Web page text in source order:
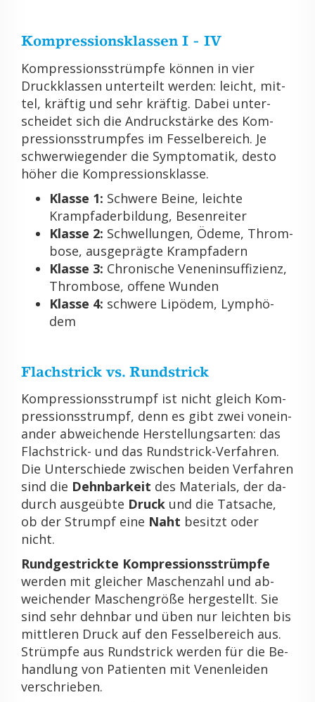
Kom­pres­si­ons­klas­sen I - IV
Kom­pres­si­ons­strümp­fe kön­nen in vier
Druck­klas­sen un­ter­teilt wer­den: leicht, mit­
tel, kräf­tig und sehr kräf­tig. Dabei un­ter­
schei­det sich die An­druck­stär­ke des Kom­
pres­si­ons­strump­fes im Fes­sel­be­reich. Je
schwer­wie­gen­der die Sym­pto­ma­tik, desto
höher die Kom­pres­si­ons­klas­se.
Klas­se 1: Schwe­re Beine, leich­te
Krampf­ader­bil­dung, Be­sen­rei­ter
Klas­se 2: Schwel­lun­gen, Ödeme, Throm­
bo­se, aus­ge­präg­te Krampf­adern
Klas­se 3: Chro­ni­sche Ve­nen­in­suf­fi­zi­enz,
Throm­bo­se, of­fe­ne Wun­den
Klas­se 4: schwe­re Lipö­dem, Lymp­hö­
dem
Flach­strick vs. Rund­strick
Kom­pres­si­ons­strumpf ist nicht gleich Kom­
pres­si­ons­strumpf, denn es gibt zwei von­ein­
an­der ab­wei­chen­de Her­stel­lungs­ar­ten: das
Flach­strick- und das Rund­strick-Ver­fah­ren.
Die Un­ter­schie­de zwi­schen bei­den Ver­fah­ren
sind die Dehn­bar­keit des Ma­te­ri­als, der da­
durch aus­ge­üb­te Druck und die Tat­sa­che,
ob der Strumpf eine Naht be­sitzt oder
nicht.
Rund­ge­strick­te Kom­pres­si­ons­strümp­fe
wer­den mit glei­cher Ma­schen­zahl und ab­
wei­chen­der Ma­schen­grö­ße her­ge­stellt. Sie
sind sehr dehn­bar und üben nur leich­ten bis
mitt­le­ren Druck auf den Fes­sel­be­reich aus.
Strümp­fe aus Rund­strick wer­den für die Be­
hand­lung von Pa­ti­en­ten mit Ve­nen­lei­den
ver­schrie­ben.